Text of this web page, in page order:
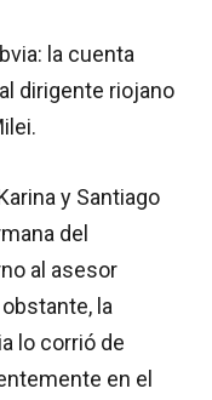
la cuenta
dirigente riojano
y Santiago
del
al asesor
la
lo corrió de
en el